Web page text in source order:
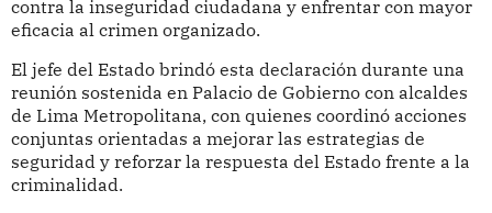
contra la inseguridad ciudadana y enfrentar con mayor
eficacia al crimen organizado.
El jefe del Estado brindó esta declaración durante una
reunión sostenida en Palacio de Gobierno con alcaldes
de Lima Metropolitana, con quienes coordinó acciones
conjuntas orientadas a mejorar las estrategias de
seguridad y reforzar la respuesta del Estado frente a la
criminalidad.